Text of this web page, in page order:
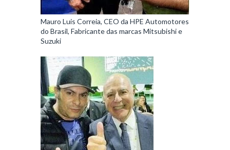
Mauro Luis Correia, CEO da HPE Automotores
do Brasil, Fabricante das marcas Mitsubishi e
Suzuki